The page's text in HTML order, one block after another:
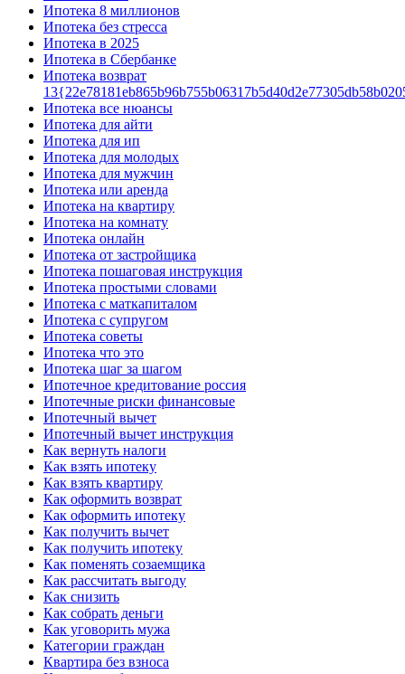
Ипотека 8 миллионов
Ипотека без стресса
Ипотека в 2025
Ипотека в Сбербанке
Ипотека возврат
Ипотека все нюансы
Ипотека для айти
Ипотека для ип
Ипотека для молодых
Ипотека для мужчин
Ипотека или аренда
Ипотека на квартиру
Ипотека на комнату
Ипотека онлайн
Ипотека от застройщика
Ипотека пошаговая инструкция
Ипотека простыми словами
Ипотека с маткапиталом
Ипотека с супругом
Ипотека советы
Ипотека что это
Ипотека шаг за шагом
Ипотечное кредитование россия
Ипотечные риски финансовые
Ипотечный вычет
Ипотечный вычет инструкция
Как вернуть налоги
Как взять ипотеку
Как взять квартиру
Как оформить возврат
Как оформить ипотеку
Как получить вычет
Как получить ипотеку
Как поменять созаемщика
Как рассчитать выгоду
Как снизить
Как собрать деньги
Как уговорить мужа
Категории граждан
Квартира без взноса